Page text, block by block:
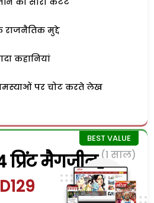
मुद्दे
कहानियां
पर चोट करते लेख
प्रिंट मैगजीन (1 साल)